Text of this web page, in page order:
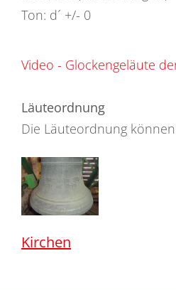
Ton: d´ +/- 0
Video - Glockengeläute
Läuteordnung
Die Läuteordnung können
Kirchen